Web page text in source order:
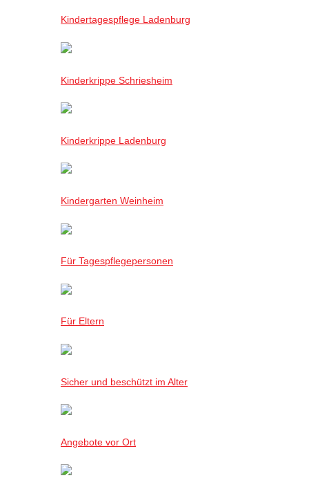
Kindertagespflege Ladenburg
Kinderkrippe Schriesheim
Kinderkrippe Ladenburg
Kindergarten Weinheim
Für Tagespflegepersonen
Für Eltern
Sicher und beschützt im Alter
Angebote vor Ort